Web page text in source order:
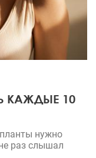
КАЖДЫЕ 10
нужно
раз слышал